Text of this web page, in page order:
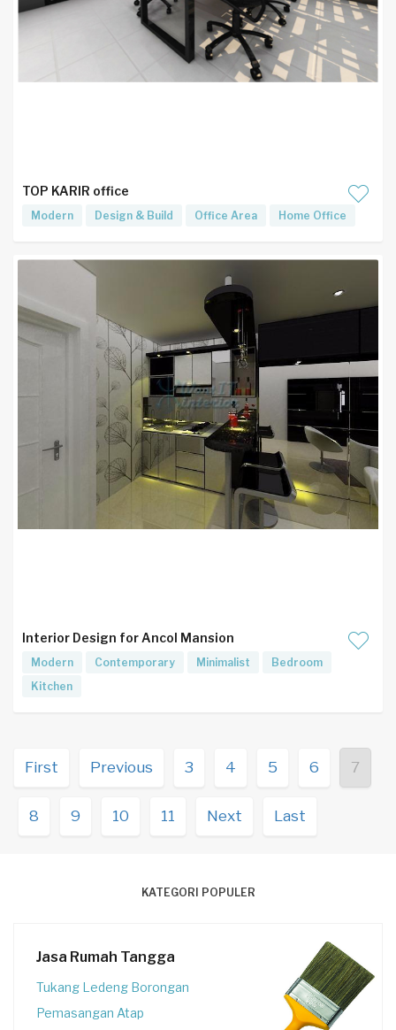
TOP KARIR office
Modern Design & Build Office Area Home Office
Interior Design for Ancol Mansion
Modern Contemporary Minimalist
Bedroom
Kitchen
First Previous 3 4 5 6 7
8 9 10 11 Next Last
KATEGORI POPULER
Jasa Rumah Tangga
Tukang Ledeng Borongan
Pemasangan Atap